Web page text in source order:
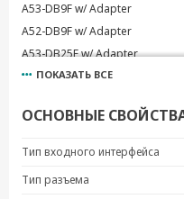
A53-DB9F w/ Adapter
A52-DB9F w/ Adapter
A53-DB25F w/ Adapter
ПОКАЗАТЬ ВСЕ
ОСНОВНЫЕ
Тип входного интерфейса
Тип разъема